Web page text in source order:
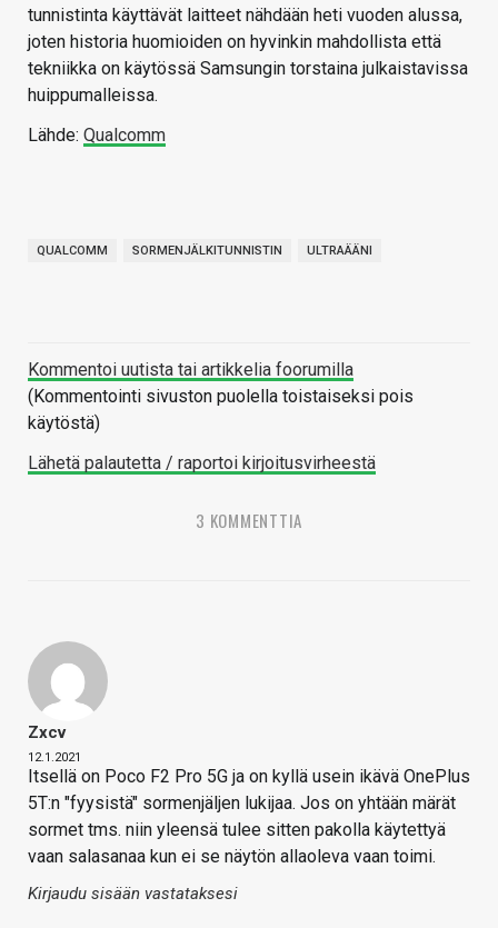
tunnistinta käyttävät laitteet nähdään heti vuoden alussa,
joten historia huomioiden on hyvinkin mahdollista että
tekniikka on käytössä Samsungin torstaina julkaistavissa
huippumalleissa.
Lähde: Qualcomm
QUALCOMM SORMENJÄLKITUNNISTIN ULTRAÄÄNI
Kommentoi uutista tai artikkelia foorumilla
(Kommentointi sivuston puolella toistaiseksi pois
käytöstä)
Lähetä palautetta / raportoi kirjoitusvirheestä
3 KOMMENTTIA
Zxcv
12.1.2021
Itsellä on Poco F2 Pro 5G ja on kyllä usein ikävä OnePlus
5T:n "fyysistä" sormenjäljen lukijaa. Jos on yhtään märät
sormet tms. niin yleensä tulee sitten pakolla käytettyä
vaan salasanaa kun ei se näytön allaoleva vaan toimi.
Kirjaudu sisään vastataksesi